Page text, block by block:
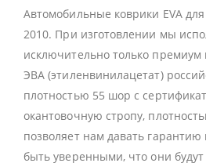
Автомобильные коврики EVA
2010. При изготовлении мы
исключительно только премиум
ЭВА (этиленвинилацетат)
плотностью 55 шор с
окантовочную стропу,
позволяет нам давать
быть уверенными, что они